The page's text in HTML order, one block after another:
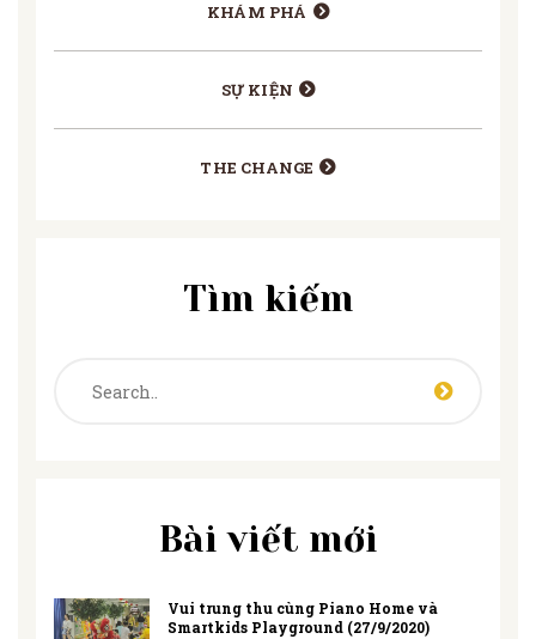
KHÁM PHÁ
SỰ KIỆN
THE CHANGE
Tìm kiếm
Bài viết mới
Vui trung thu cùng Piano Home và
Smartkids Playground (27/9/2020)